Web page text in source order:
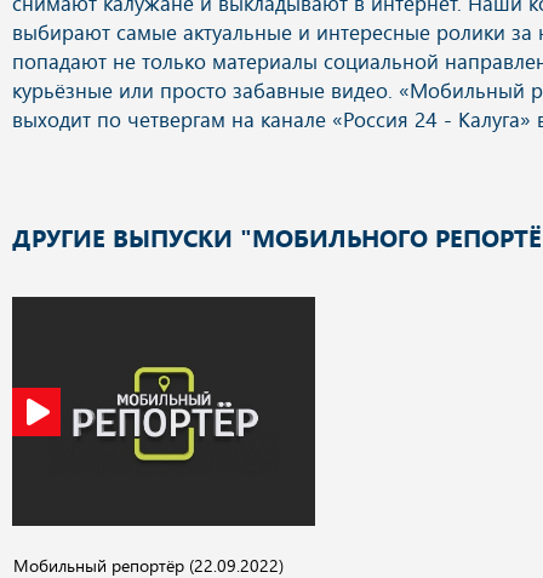
ДРУГИЕ ВЫПУСКИ "МОБИЛЬНОГО
Мобильный репортёр (22.09.2022)